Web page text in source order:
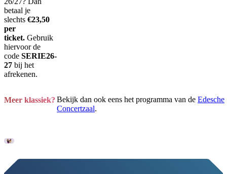
betaal je
slechts €23,50
per
ticket. Gebruik
hiervoor de
code SERIE26-
27 bij het
afrekenen.
Meer klassiek? Bekijk dan ook eens het programma van de Edesche
Concertzaal.